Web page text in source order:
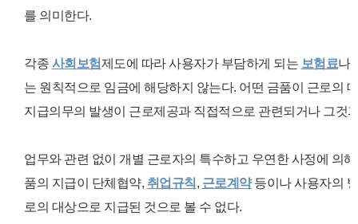
를 의미한다.
각종 사회보험제도에 따라 사용자가 부담하게 되는 보험료나
는 원칙적으로 임금에 해당하지 않는다. 어떤 금품이 근로의
지급의무의 발생이 근로제공과 직접적으로 관련되거나 그것
업무와 관련 없이 개별 근로자의 특수하고 우연한 사정에 의해
품의 지급이 단체협약, 취업규칙 , 근로계약 등이나 사용자의
로의 대상으로 지급된 것으로 볼 수 없다.